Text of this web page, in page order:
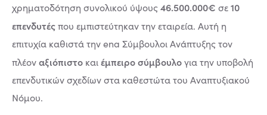
χρηματοδότηση συνολικού ύψους46.500.000€ σε10
επενδυτέςπου εμπιστεύτηκαν την εταιρεία. Αυτή η
επιτυχία καθιστά την ena Σύμβουλοι Ανάπτυξης τον
πλέοναξιόπιστο καιέμπειρο σύμβουλογια την υποβολή
επενδυτικών σχεδίων στα καθεστώτα του Αναπτυξιακού
Νόμου.